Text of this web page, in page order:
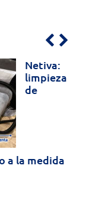
Netiva:
limpieza
de
a la medida